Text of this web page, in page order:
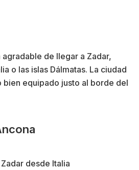
de llegar a Zadar,
o las islas Dálmatas. La ciudad
bien equipado justo al borde del